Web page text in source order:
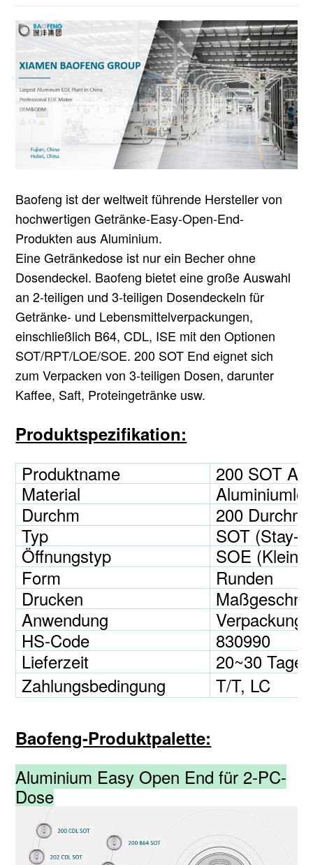
Baofeng ist der weltweit führende Hersteller von
hochwertigen Getränke-Easy-Open-End-
Produkten aus Aluminium.
Eine Getränkedose ist nur ein Becher ohne
Dosendeckel. Baofeng bietet eine große Auswahl
an 2-teiligen und 3-teiligen Dosendeckeln für
Getränke- und Lebensmittelverpackungen,
einschließlich B64, CDL, ISE mit den Optionen
SOT/RPT/LOE/SOE. 200 SOT End eignet sich
zum Verpacken von 3-teiligen Dosen, darunter
Kaffee, Saft, Proteingetränke usw.
Produktspezifikation:
Produktname
200 SOT
Material
Durchm
200 Durchm
Typ
SOT (Stay-
Öffnungstyp
SOE
Form
Runden
Drucken
Anwendung
Verpackung
HS-Code
830990
Lieferzeit
20~30 Tage
Zahlungsbedingung
T/T, LC
Baofeng-Produktpalette:
Aluminium Easy Open End für 2-PC-
Dose